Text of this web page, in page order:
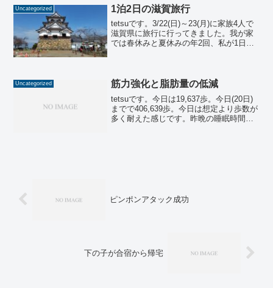
バランスが崩れてきた...
Uncategorized 1泊2日の滋賀旅行
tetsuです。3/22(日)～23(月)に家族4人で
滋賀県に旅行に行ってきました。我が家
では春休みと夏休みの年2回、私が1日休
Uncategorized 筋力強化と脂肪量の低減
tetsuです。今日は19,637歩。今日(20日)
までで406,639歩。今日は想定より歩数が
多く耐えた感じです。昨晩の睡眠時間は
ピンポンアタック成功
下の子が合宿から帰宅